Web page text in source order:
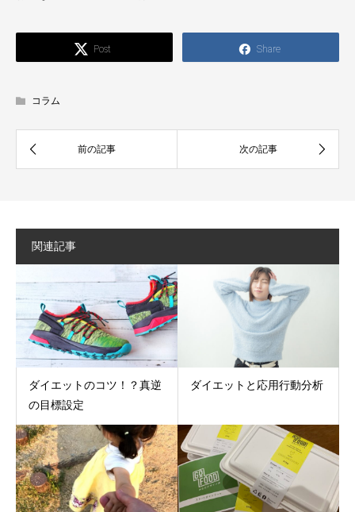
Post Share
コラム
関連記事
ダイエットのコツ！？真逆
の目標設定
ダイエットと応用行動分析